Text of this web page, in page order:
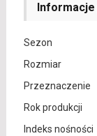
Informacje
Sezon
Rozmiar
Przeznaczenie
Rok produkcji
Indeks nośności